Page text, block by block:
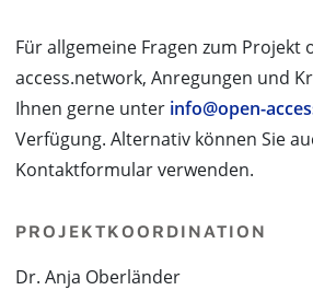
Für allgemeine Fragen zum Projekt
access.network, Anregungen und
Ihnen gerne unter info@open-
Verfügung. Alternativ können Sie
Kontaktformular verwenden.
PROJEKTKOORDINATION
Dr. Anja Oberländer